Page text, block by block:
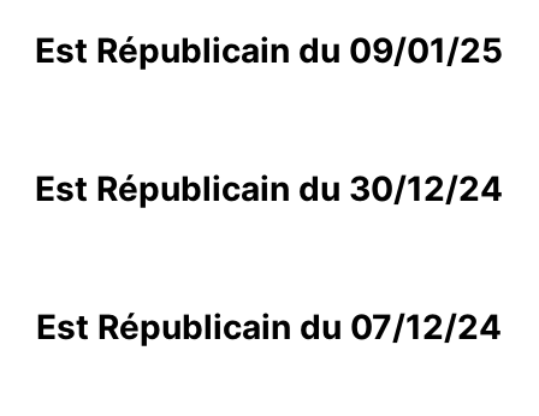
Est Républicain du 09/01/25
Est Républicain du 30/12/24
Est Républicain du 07/12/24